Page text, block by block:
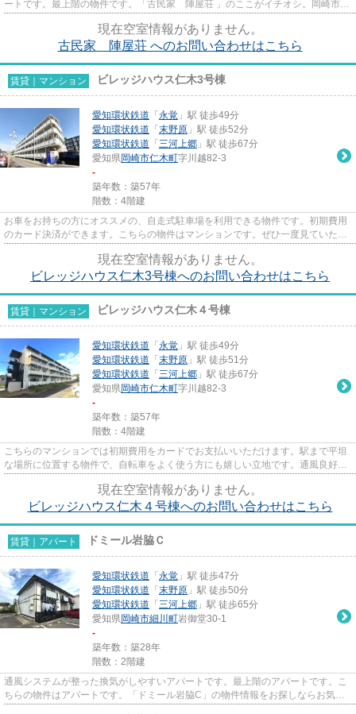
ートです。最上階の物件です。「古民家 陣屋荘 」のここがイチオシ。岡崎市で
現在空室情報がありません。
古民家 陣屋荘 へのお問い合わせはこちら
賃貸｜マンション ビレッジハウス仁木3号棟
愛知環状鉄道 「 永覚 」駅 徒歩49分
愛知環状鉄道 「 末野原 」駅 徒歩52分
愛知環状鉄道 「 三河上郷 」駅 徒歩67分
愛知県岡崎市仁木町字川越82-3
-
築年数：築57年
階数：4階建
お車をお持ちの方にオススメの、自走式駐車場を利用できる物件です。初期費用
のカード決済ができます。こちらの物件はマンションです。ぜひ一度見ていただ
現在空室情報がありません。
ビレッジハウス仁木3号棟へのお問い合わせはこちら
賃貸｜マンション ビレッジハウス仁木４号棟
愛知環状鉄道 「 永覚 」駅 徒歩49分
愛知環状鉄道 「 末野原 」駅 徒歩51分
愛知環状鉄道 「 三河上郷 」駅 徒歩67分
愛知県岡崎市仁木町字川越82-3
-
築年数：築57年
階数：4階建
こちらのマンションでは初期費用をカードでお支払いいただけます。駅まで平坦
な場所に位置する物件で、自転車をよく使う方にも嬉しい立地です。通風良好の
現在空室情報がありません。
ビレッジハウス仁木４号棟へのお問い合わせはこちら
賃貸｜アパート ドミール岩脇Ｃ
愛知環状鉄道 「 永覚 」駅 徒歩47分
愛知環状鉄道 「 末野原 」駅 徒歩50分
愛知環状鉄道 「 三河上郷 」駅 徒歩65分
愛知県岡崎市細川町岩御堂30-1
-
築年数：築28年
階数：2階建
通風システムが整った換気がしやすいアパートです。最上階のアパートです。こ
ちらの物件はアパートです。「ドミール岩脇C」の物件情報をお探しならお気軽